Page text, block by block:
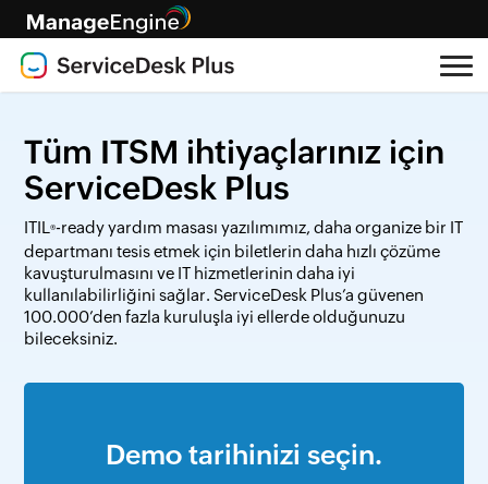
Tüm ITSM ihtiyaçlarınız için
ServiceDesk Plus
ITIL®-ready yardım masası yazılımımız, daha organize bir IT
departmanı tesis etmek için biletlerin daha hızlı çözüme
kavuşturulmasını ve IT hizmetlerinin daha iyi
kullanılabilirliğini sağlar. ServiceDesk Plus’a güvenen
100.000’den fazla kuruluşla iyi ellerde olduğunuzu
bileceksiniz.
Demo tarihinizi seçin.